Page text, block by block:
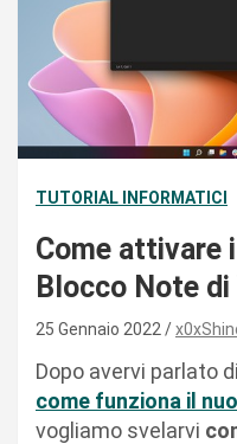
TUTORIAL INFORMATICI
Come attivare
Blocco Note
25 Gennaio 2022
Dopo avervi parlato di
come funziona il
vogliamo svelarvi